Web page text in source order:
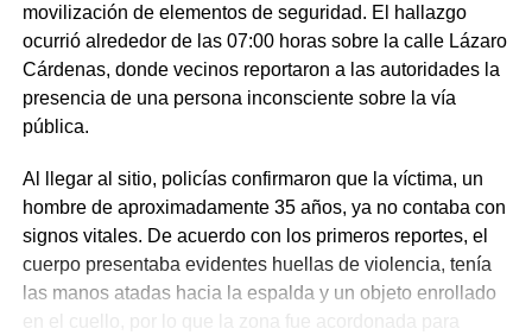
movilización de elementos de seguridad. El hallazgo
ocurrió alrededor de las 07:00 horas sobre la calle Lázaro
Cárdenas, donde vecinos reportaron a las autoridades la
presencia de una persona inconsciente sobre la vía
pública.
Al llegar al sitio, policías confirmaron que la víctima, un
hombre de aproximadamente 35 años, ya no contaba con
signos vitales. De acuerdo con los primeros reportes, el
cuerpo presentaba evidentes huellas de violencia, tenía
las manos atadas hacia la espalda y un objeto enrollado
en el cuello, por lo que la zona fue acordonada para